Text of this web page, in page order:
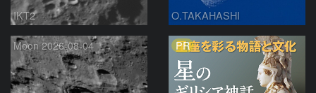
IKT2 O.TAKAHASHI
Moon 2026-08-04 PR